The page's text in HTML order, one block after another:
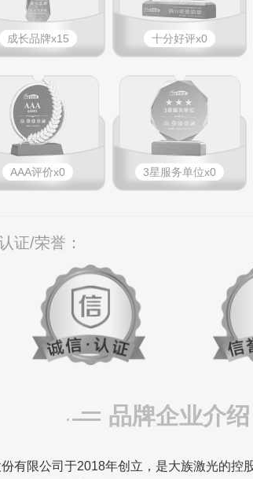
成长品牌x15 十分好评x0
AAA评价x0 3星服务单位x0
证/荣誉：
品牌企业介绍
有限公司于2018年创立， 是大族激光的控